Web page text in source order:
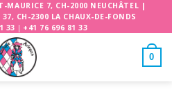
MAURICE 7, CH-2000 NEUCHÂTEL |
CH-2300 LA CHAUX-DE-FONDS
33 | +41 76 696 81 33
0